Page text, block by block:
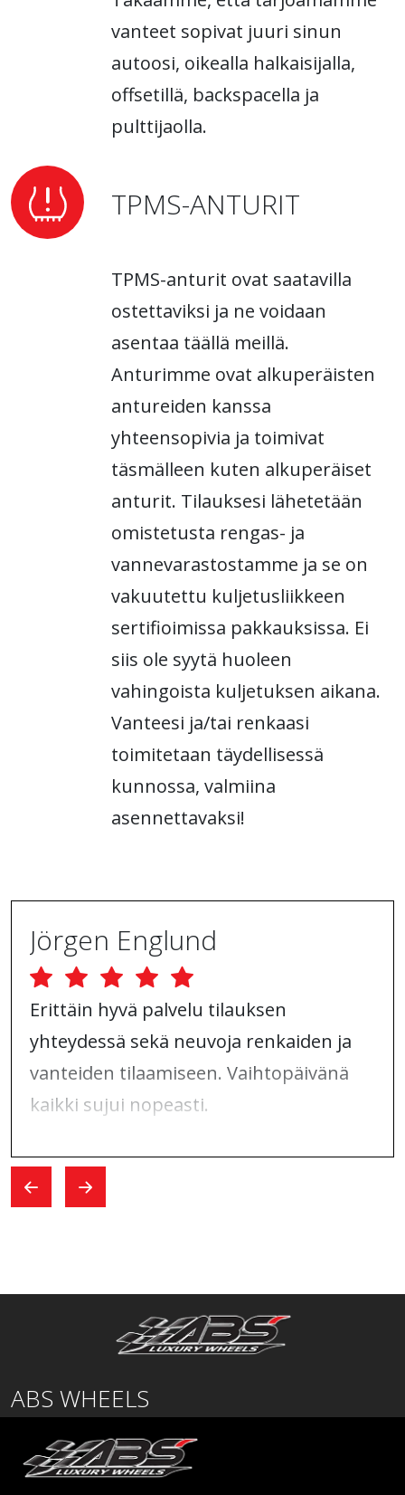
vanteet sopivat juuri sinun
autoosi, oikealla halkaisijalla,
offsetillä, backspacella ja
pulttijaolla.
TPMS-ANTURIT
TPMS-anturit ovat saatavilla
ostettaviksi ja ne voidaan
asentaa täällä meillä.
Anturimme ovat alkuperäisten
antureiden kanssa
yhteensopivia ja toimivat
täsmälleen kuten alkuperäiset
anturit. Tilauksesi lähetetään
omistetusta rengas- ja
vannevarastostamme ja se on
vakuutettu kuljetusliikkeen
sertifioimissa pakkauksissa. Ei
siis ole syytä huoleen
vahingoista kuljetuksen aikana.
Vanteesi ja/tai renkaasi
toimitetaan täydellisessä
kunnossa, valmiina
asennettavaksi!
Jörgen Englund
Erittäin hyvä palvelu tilauksen
yhteydessä sekä neuvoja renkaiden ja
vanteiden tilaamiseen. Vaihtopäivänä
kaikki sujui nopeasti.
ABS WHEELS
01530 Vantaa
SUOMI